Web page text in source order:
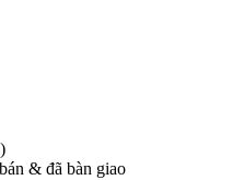
& đã bàn giao